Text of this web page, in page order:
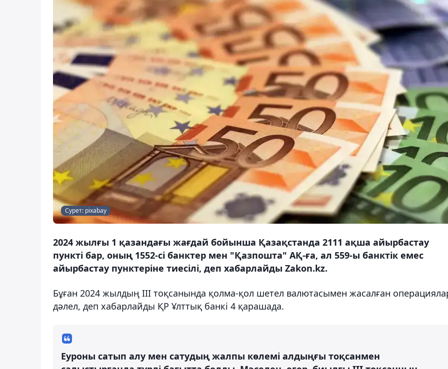
Сурет: pixabay
2024 жылғы 1 қазандағы жағдай бойынша Қазақстанда 2111 ақша айырбастау
пункті бар, оның 1552-сі банктер мен "Қазпошта" АҚ-ға, ал 559-ы банктік емес
айырбастау пунктеріне тиесілі, деп хабарлайды Zakon.kz.
Бұған 2024 жылдың III тоқсанында қолма-қол шетел валютасымен жасалған
дәлел, деп хабарлайды ҚР Ұлттық банкі 4 қарашада.
Еуроны сатып алу мен сатудың жалпы көлемі алдыңғы тоқсанмен